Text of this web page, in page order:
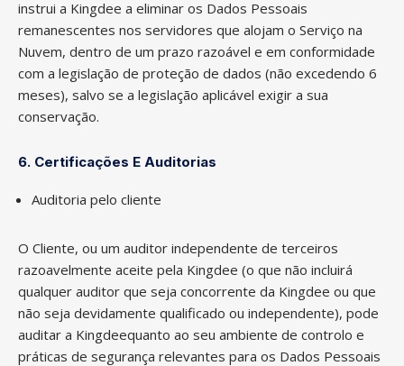
instrui a Kingdee a eliminar os Dados Pessoais
remanescentes nos servidores que alojam o Serviço na
Nuvem, dentro de um prazo razoável e em conformidade
com a legislação de proteção de dados (não excedendo 6
meses), salvo se a legislação aplicável exigir a sua
conservação.
6. Certificações E Auditorias
Auditoria pelo cliente
O Cliente, ou um auditor independente de terceiros
razoavelmente aceite pela Kingdee (o que não incluirá
qualquer auditor que seja concorrente da Kingdee ou que
não seja devidamente qualificado ou independente), pode
auditar a Kingdeequanto ao seu ambiente de controlo e
práticas de segurança relevantes para os Dados Pessoais